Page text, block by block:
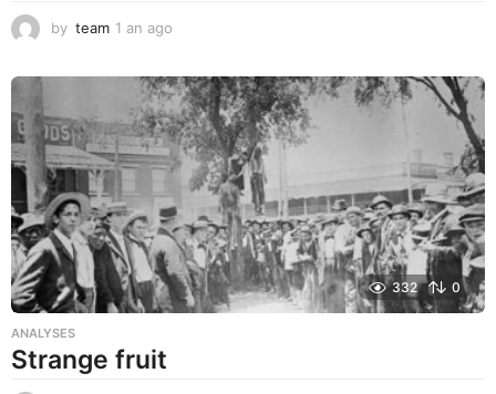
by team 1 an ago
a
g
o
332 0
ANALYSES
Strange fruit